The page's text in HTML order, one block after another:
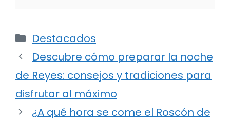
Categorías
Destacados
Descubre cómo preparar la noche
de Reyes: consejos y tradiciones para
disfrutar al máximo
¿A qué hora se come el Roscón de